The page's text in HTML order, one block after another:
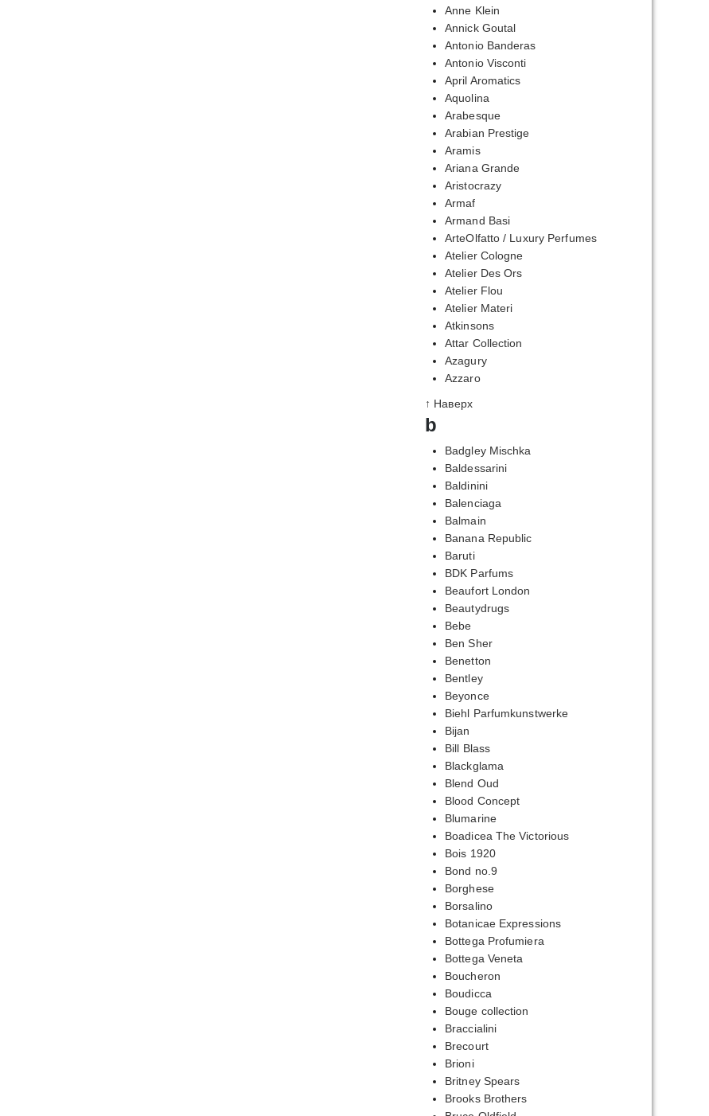
Anne Klein
Annick Goutal
Antonio Banderas
Antonio Visconti
April Aromatics
Aquolina
Arabesque
Arabian Prestige
Aramis
Ariana Grande
Aristocrazy
Armaf
Armand Basi
ArteOlfatto / Luxury Perfumes
Atelier Cologne
Atelier Des Ors
Atelier Flou
Atelier Materi
Atkinsons
Attar Collection
Azagury
Azzaro
↑ Наверх
b
Badgley Mischka
Baldessarini
Baldinini
Balenciaga
Balmain
Banana Republic
Baruti
BDK Parfums
Beaufort London
Beautydrugs
Bebe
Ben Sher
Benetton
Bentley
Beyonce
Biehl Parfumkunstwerke
Bijan
Bill Blass
Blackglama
Blend Oud
Blood Concept
Blumarine
Boadicea The Victorious
Bois 1920
Bond no.9
Borghese
Borsalino
Botanicae Expressions
Bottega Profumiera
Bottega Veneta
Boucheron
Boudicca
Bouge collection
Braccialini
Brecourt
Brioni
Britney Spears
Brooks Brothers